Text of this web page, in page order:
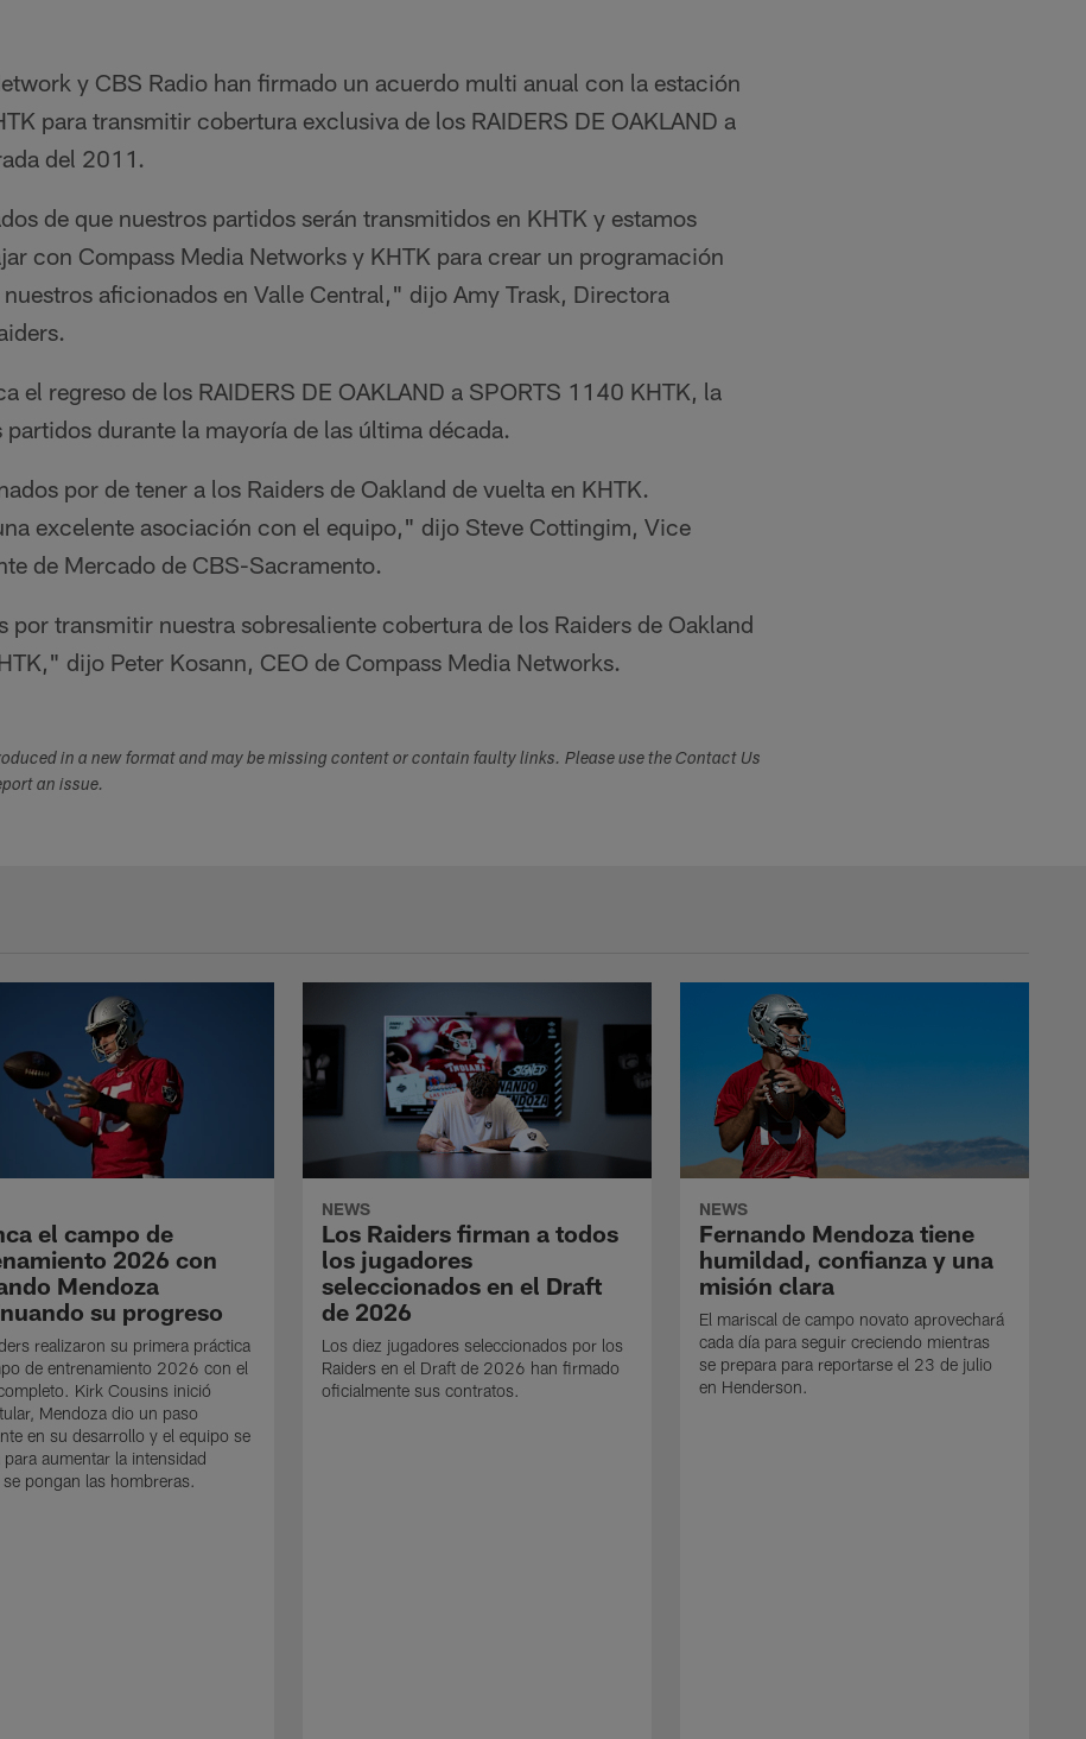
y CBS Radio han firmado un acuerdo multi anual con la estación
para transmitir cobertura exclusiva de los RAIDERS DE OAKLAND a
del 2011.
de que nuestros partidos serán transmitidos en KHTK y estamos
con Compass Media Networks y KHTK para crear un programación
aficionados en Valle Central," dijo Amy Trask, Directora
el regreso de los RAIDERS DE OAKLAND a SPORTS 1140 KHTK, la
durante la mayoría de las última década.
por de tener a los Raiders de Oakland de vuelta en KHTK.
excelente asociación con el equipo," dijo Steve Cottingim, Vice
de Mercado de CBS-Sacramento.
por transmitir nuestra sobresaliente cobertura de los Raiders de Oakland
dijo Peter Kosann, CEO de Compass Media Networks.
in a new format and may be missing content or contain faulty links. Please use the Contact Us
an issue.
el campo de
2026 con
Mendoza
su progreso
realizaron su primera práctica
de entrenamiento 2026 con el
Kirk Cousins inició
Mendoza dio un paso
en su desarrollo y el equipo se
para aumentar la intensidad
pongan las hombreras.
NEWS
Los Raiders firman a todos
los jugadores
seleccionados en el Draft
de 2026
Los diez jugadores seleccionados por los
Raiders en el Draft de 2026 han firmado
oficialmente sus contratos.
NEWS
Fernando Mendoza tiene
humildad, confianza y una
misión clara
El mariscal de campo novato aprovechará
cada día para seguir creciendo mientras
se prepara para reportarse el 23 de julio
en Henderson.